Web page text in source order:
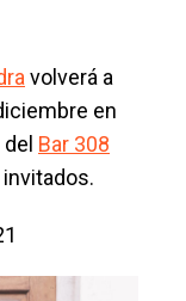
volverá a
en
del Bar 308